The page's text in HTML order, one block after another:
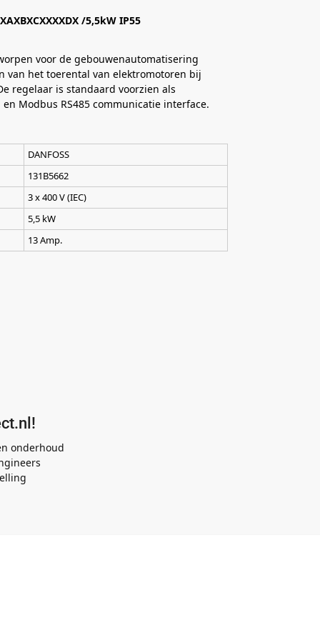
/5,5kW IP55
voor de gebouwenautomatisering
van het toerental van elektromotoren bij
regelaar is standaard voorzien als
Modbus RS485 communicatie interface.
DANFOSS
131B5662
3 x 400 V (IEC)
5,5 kW
13 Amp.
onderhoud